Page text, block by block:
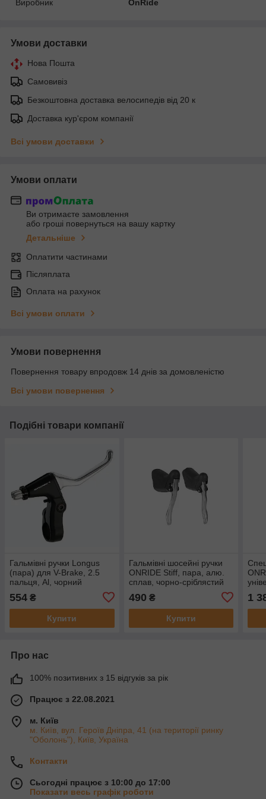
Виробник
OnRide
Умови доставки
Нова Пошта
Самовивіз
Безкоштовна доставка велосипедів від 20 к
Доставка кур'єром компанії
Всі умови доставки
Умови оплати
Ви отримаєте замовлення
або гроші повернуться на вашу картку
Детальніше
Оплатити частинами
Післяплата
Оплата на рахунок
Всі умови оплати
Умови повернення
Повернення товару впродовж 14 днів за домовленістю
Всі умови повернення
Подібні товари компанії
Гальмівні ручки Longus
(пара) для V-Brake, 2.5
пальця, Al, чорний
554 ₴
Купити
Гальмівні шосейні ручки
ONRIDE Stiff, пара, алю.
сплав, чорно-сріблястий
490 ₴
Купити
1
Про нас
100% позитивних з 15 відгуків за рік
Працює з 22.08.2021
м. Київ
м. Київ, вул. Героїв Дніпра, 41 (на території ринку
"Оболонь"), Київ, Україна
Контакти
Сьогодні працює з 10:00 до 17:00
Показати весь графік роботи